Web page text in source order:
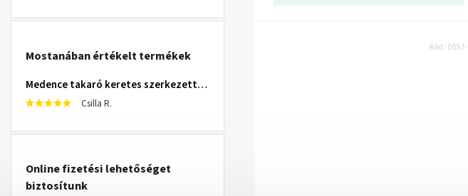
Mostanában értékelt termékek
Medence takaró keretes szerkezettel 305 cm INTEX 28030
Csilla R.
Online fizetési lehetőséget
biztosítunk
Kód:0557-